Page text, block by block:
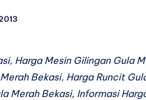
Harga Mesin Gilingan Gula
Bekasi, Harga Runcit
Merah Bekasi, Informasi